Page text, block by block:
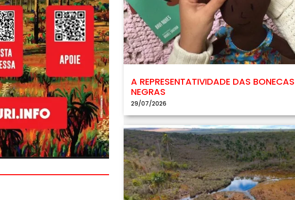
A REPRESENTATIVIDADE DAS BONECAS
NEGRAS
29/07/2026